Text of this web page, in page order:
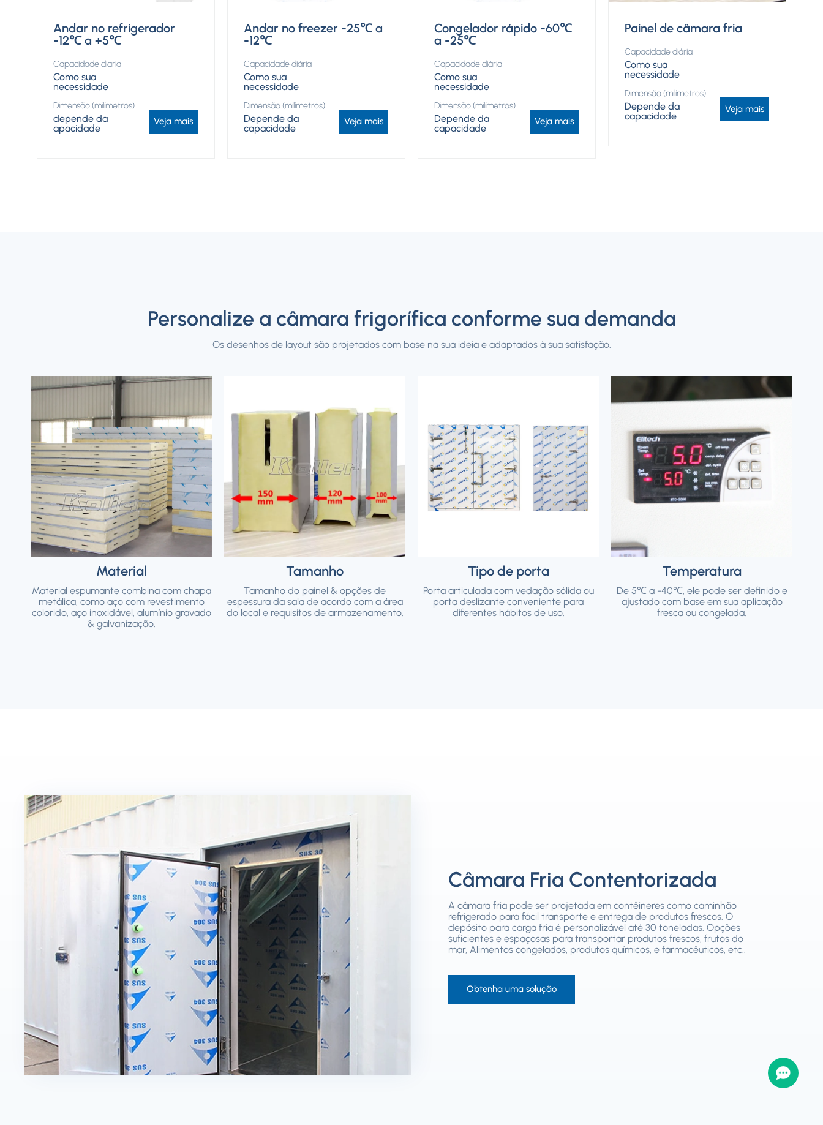
Andar no refrigerador
-12℃ a +5℃
Capacidade diária
Como sua
necessidade
Dimensão (milímetros)
depende da
apacidade
Veja mais
Andar no freezer -25℃ a
-12℃
Capacidade diária
Como sua
necessidade
Dimensão (milímetros)
Depende da
capacidade
Veja mais
Congelador rápido -60℃
a -25℃
Capacidade diária
Como sua
necessidade
Dimensão (milímetros)
Depende da
capacidade
Veja mais
Painel de câmara fria
Capacidade diária
Como sua
necessidade
Dimensão (milímetros)
Depende da
capacidade
Veja mais
Personalize a câmara frigorífica conforme sua demanda
Os desenhos de layout são projetados com base na sua ideia e adaptados à sua satisfação.
Material
Material espumante combina com chapa
metálica, como aço com revestimento
colorido, aço inoxidável, alumínio gravado
& galvanização.
Tamanho
Tamanho do painel & opções de
espessura da sala de acordo com a área
do local e requisitos de armazenamento.
Tipo de porta
Porta articulada com vedação sólida ou
porta deslizante conveniente para
diferentes hábitos de uso.
Temperatura
De 5℃ a -40℃, ele pode ser definido e
ajustado com base em sua aplicação
fresca ou congelada.
Câmara Fria Contentorizada
A câmara fria pode ser projetada em contêineres como caminhão
refrigerado para fácil transporte e entrega de produtos frescos. O
depósito para carga fria é personalizável até 30 toneladas. Opções
suficientes e espaçosas para transportar produtos frescos, frutos do
mar, Alimentos congelados, produtos químicos, e farmacêuticos, etc..
Obtenha uma solução